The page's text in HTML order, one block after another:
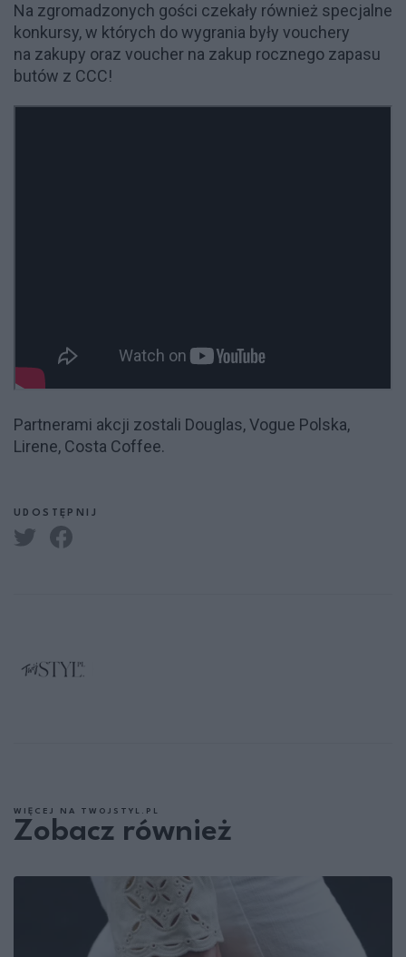
Na zgromadzonych gości czekały również specjalne
konkursy, w których do wygrania były vouchery
na zakupy oraz voucher na zakup rocznego zapasu
butów z CCC!
Partnerami akcji zostali Douglas, Vogue Polska,
Lirene, Costa Coffee.
UDOSTĘPNIJ
WIĘCEJ NA TWOJSTYL.PL
Zobacz również